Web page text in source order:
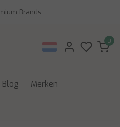
Brands
0
Blog Merken